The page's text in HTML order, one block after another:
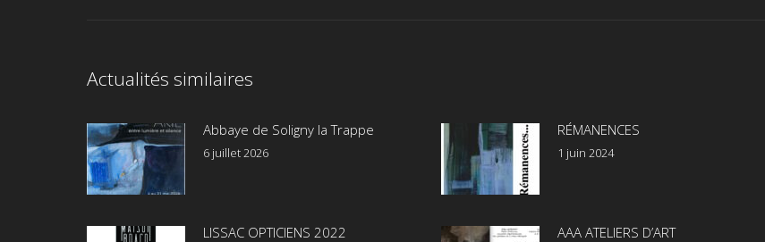
Actualités similaires
Abbaye de Soligny la Trappe
6 juillet 2026
RÉMANENCES
1 juin 2024
LISSAC OPTICIENS 2022
AAA ATELIERS D’ART